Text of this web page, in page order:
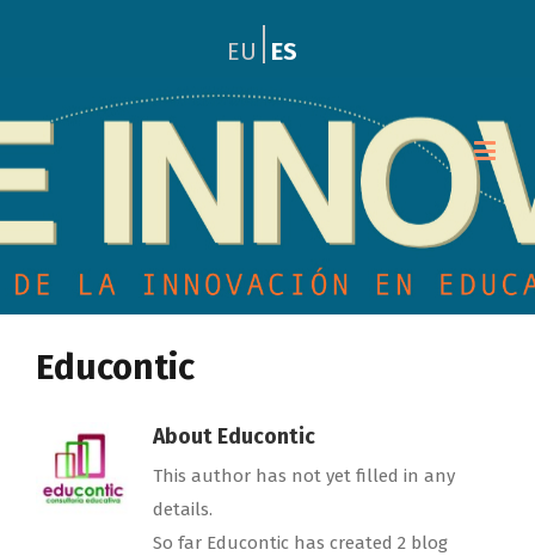
EU ES
Educontic
About Educontic
This author has not yet filled in any
details.
So far Educontic has created 2 blog